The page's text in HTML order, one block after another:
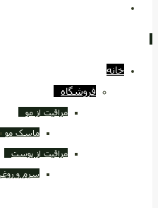
خانه
فروشگاه
مراقبت از مو
ماسک مو
مراقبت از پوست
سرم و